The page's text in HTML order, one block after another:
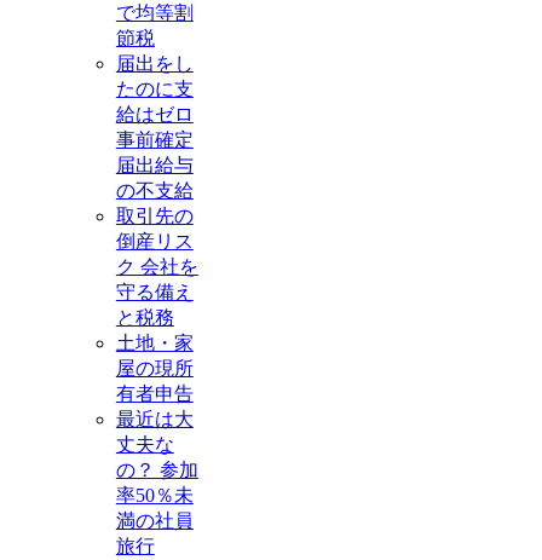
で均等割
節税
届出をし
たのに支
給はゼロ
事前確定
届出給与
の不支給
取引先の
倒産リス
ク 会社を
守る備え
と税務
土地・家
屋の現所
有者申告
最近は大
丈夫な
の？ 参加
率50％未
満の社員
旅行